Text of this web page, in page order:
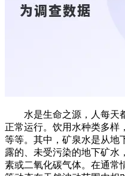
水是生命之源，人每天都
正常运行。饮用水种类多样
等等。其中，矿泉水是从地
露的、未受污染的地下矿水